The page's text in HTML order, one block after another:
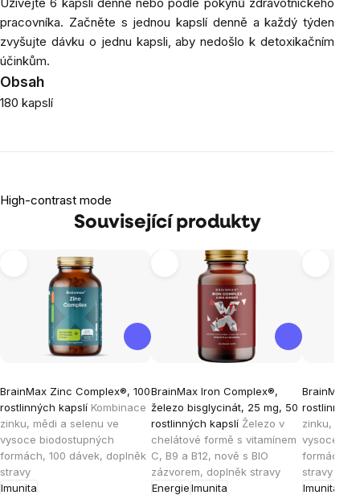
pracovníka. Začněte s jednou kapslí denně a každý týden
zvyšujte dávku o jednu kapsli, aby nedošlo k detoxikačním
účinkům.
Obsah
180 kapslí
High-contrast mode
Související produkty
BrainMax Zinc Complex®, 100
rostlinných kapslí Kombinace
zinku, mědi a selenu ve
vysoce biodostupných
formách, 100 dávek, doplněk
stravy
Imunita
BrainMax Iron Complex®,
železo bisglycinát, 25 mg, 50
rostlinných kapslí Železo v
chelátové formě s vitamínem
C, B9 a B12, nově s BIO
zázvorem, doplněk stravy
EnergieImunita
BrainMax
zinku,
vysoce
formách,
stravy
Imunita